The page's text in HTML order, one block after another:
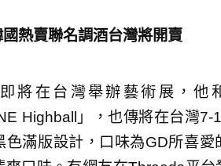
熱賣聯名調酒台灣將開賣
將在台灣舉辦藝術展，他
Highball」，也傳將在台灣
色滿版設計，口味為GD所喜